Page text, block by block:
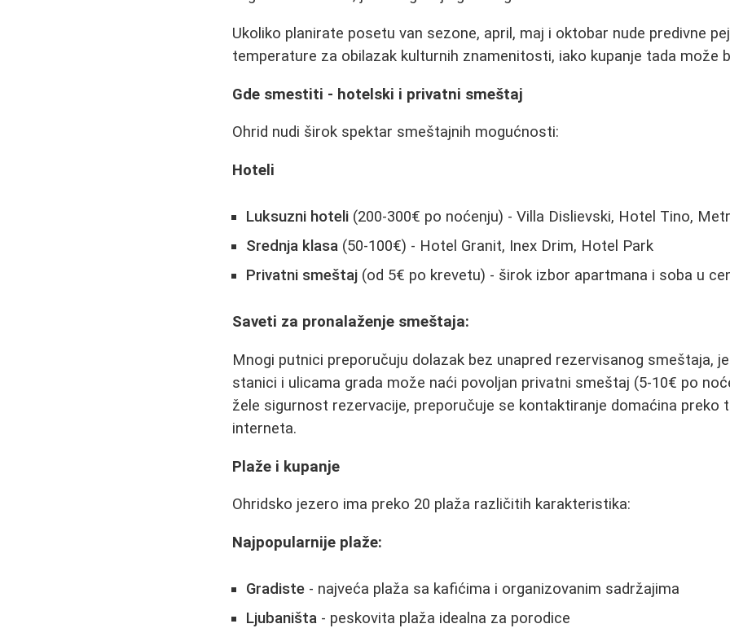
Ukoliko planirate posetu van sezone, april, maj i oktobar nude predivne
temperature za obilazak kulturnih znamenitosti, iako kupanje tada može
Gde smestiti - hotelski i privatni smeštaj
Ohrid nudi širok spektar smeštajnih mogućnosti:
Hoteli
Luksuzni hoteli (200-300€ po noćenju) - Villa Dislievski, Hotel Tino,
Srednja klasa (50-100€) - Hotel Granit, Inex Drim, Hotel Park
Privatni smeštaj (od 5€ po krevetu) - širok izbor apartmana i soba u
Saveti za pronalaženje smeštaja:
Mnogi putnici preporučuju dolazak bez unapred rezervisanog smeštaja,
stanici i ulicama grada može naći povoljan privatni smeštaj (5-10€ po
žele sigurnost rezervacije, preporučuje se kontaktiranje domaćina preko
interneta.
Plaže i kupanje
Ohridsko jezero ima preko 20 plaža različitih karakteristika:
Najpopularnije plaže:
Gradiste - najveća plaža sa kafićima i organizovanim sadržajima
Ljubaništa - peskovita plaža idealna za porodice